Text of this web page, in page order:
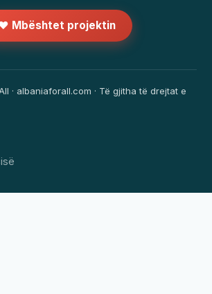
Mbështet projektin
· albaniaforall.com · Të gjitha të drejtat e